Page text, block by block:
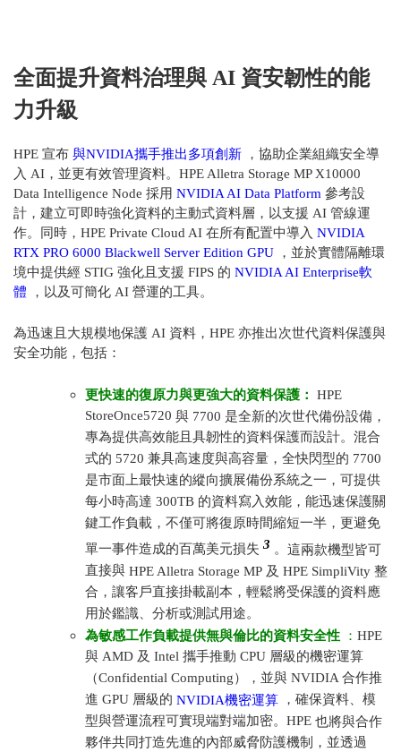
全面提升資料治理與 AI 資安韌性的能
力升級
HPE 宣布 與NVIDIA攜手推出多項創新
，協助企業組織安全導
入 AI ，並更有效管理資料。 HPE Alletra Storage MP X10000
Data Intelligence Node 採用 NVIDIA AI Data Platform 參考設
計，建立可即時強化資料的主動式資料層，以支援 AI 管線運
作。同時， HPE Private Cloud AI 在所有配置中導入 NVIDIA
RTX PRO 6000 Blackwell Server Edition GPU
，並於實體隔離環
境中提供經 STIG 強化且支援 FIPS 的 NVIDIA AI Enterprise軟
體
，以及可簡化 AI 營運的工具。
為迅速且大規模地保護 AI 資料， HPE 亦推出次世代資料保護與
安全功能，包括：
更快速的復原力與更強大的資料保護： HPE
StoreOnce5720 與 7700 是全新的次世代備份設備，
專為提供高效能且具韌性的資料保護而設計。混合
式的 5720 兼具高速度與高容量，全快閃型的 7700
是市面上最快速的縱向擴展備份系統之一，可提供
每小時高達 300TB 的資料寫入效能，能迅速保護關
鍵工作負載，不僅可將復原時間縮短一半，更避免
單一事件造成的百萬美元損失 3 。 這兩款機型皆可
直接與 HPE Alletra Storage MP 及 HPE SimpliVity 整
合，讓客戶直接掛載副本，輕鬆將受保護的資料應
用於鑑識、分析或測試用途。
為敏感工作負載提供無與倫比的資料安全性 ： HPE
與 AMD 及 Intel 攜手推動 CPU 層級的機密運算
（Confidential Computing），並與 NVIDIA 合作推
進 GPU 層級的 NVIDIA機密運算 ，確保資料、模
型與營運流程可實現端對端加密。HPE 也將與合作
夥伴共同打造先進的內部威脅防護機制，並透過